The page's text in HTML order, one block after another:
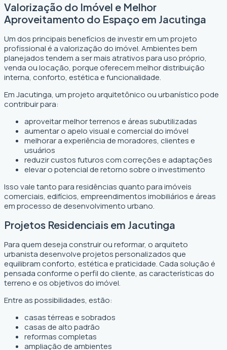
Valorização do Imóvel e Melhor
Aproveitamento do Espaço em Jacutinga
Um dos principais benefícios de investir em um projeto
profissional é a valorização do imóvel. Ambientes bem
planejados tendem a ser mais atrativos para uso próprio,
venda ou locação, porque oferecem melhor distribuição
interna, conforto, estética e funcionalidade.
Em Jacutinga, um projeto arquitetônico ou urbanístico pode
contribuir para:
aproveitar melhor terrenos e áreas subutilizadas
aumentar o apelo visual e comercial do imóvel
melhorar a experiência de moradores, clientes e
usuários
reduzir custos futuros com correções e adaptações
elevar o potencial de retorno sobre o investimento
Isso vale tanto para residências quanto para imóveis
comerciais, edifícios, empreendimentos imobiliários e áreas
em processo de desenvolvimento urbano.
Projetos Residenciais em Jacutinga
Para quem deseja construir ou reformar, o arquiteto
urbanista desenvolve projetos personalizados que
equilibram conforto, estética e praticidade. Cada solução é
pensada conforme o perfil do cliente, as características do
terreno e os objetivos do imóvel.
Entre as possibilidades, estão:
casas térreas e sobrados
casas de alto padrão
reformas completas
ampliação de ambientes